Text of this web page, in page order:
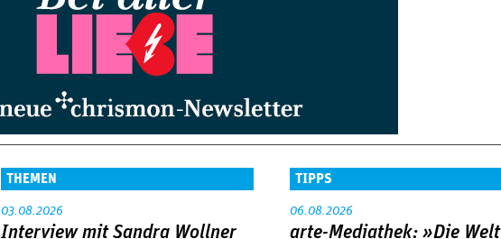
THEMEN
03.08.2026
Interview mit Sandra Wollner
TIPPS
06.08.2026
arte-Mediathek: »Die Welt